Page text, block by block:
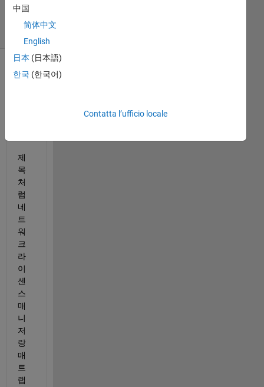
8
Visualizzazioni
(30 giorni)
제
목
처
럼
네
트
워
크
라
이
센
스
매
니
저
랑
매
트
랩
中国
简体中文
English
日本 (日本語)
한국 (한국어)
Contatta l’ufficio locale